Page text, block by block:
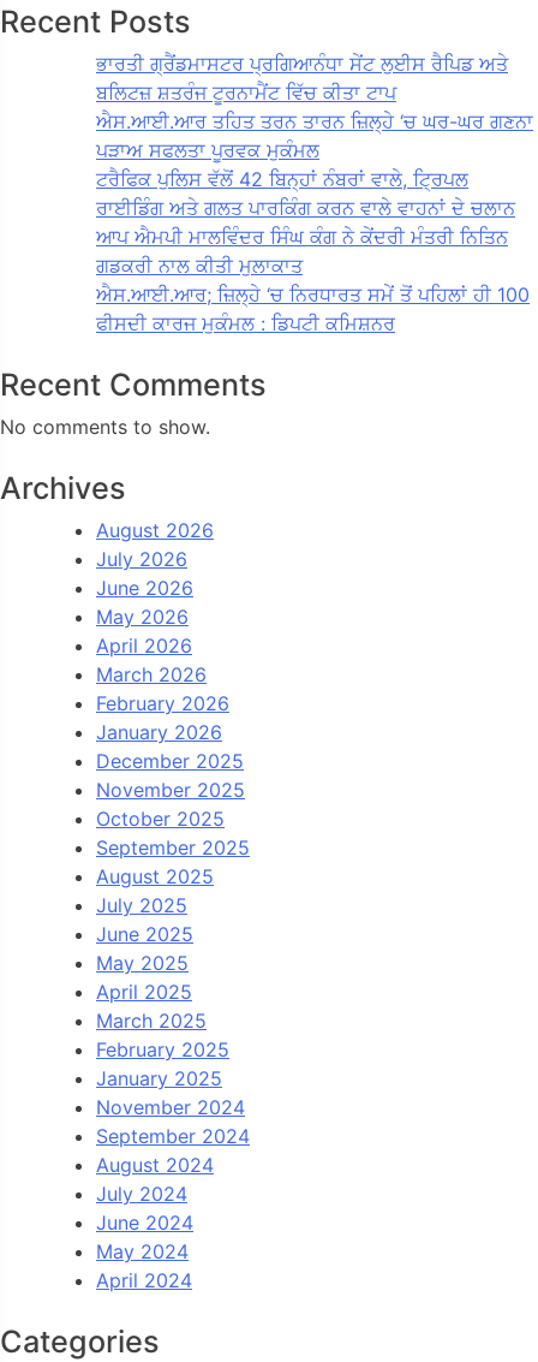
Recent Posts
ਭਾਰਤੀ ਗ੍ਰੈਂਡਮਾਸਟਰ ਪ੍ਰਗਿਆਨੰਧਾ ਸੇਂਟ ਲੁਈਸ ਰੈਪਿਡ ਅਤੇ
ਬਲਿਟਜ਼ ਸ਼ਤਰੰਜ ਟੂਰਨਾਮੈਂਟ ਵਿੱਚ ਕੀਤਾ ਟਾਪ
ਐਸ.ਆਈ.ਆਰ ਤਹਿਤ ਤਰਨ ਤਾਰਨ ਜ਼ਿਲ੍ਹੇ ‘ਚ ਘਰ-ਘਰ ਗਣਨਾ
ਪੜਾਅ ਸਫਲਤਾ ਪੂਰਵਕ ਮੁਕੰਮਲ
ਟਰੈਫਿਕ ਪੁਲਿਸ ਵੱਲੋਂ 42 ਬਿਨ੍ਹਾਂ ਨੰਬਰਾਂ ਵਾਲੇ, ਟ੍ਰਿਪਲ
ਰਾਈਡਿੰਗ ਅਤੇ ਗਲਤ ਪਾਰਕਿੰਗ ਕਰਨ ਵਾਲੇ ਵਾਹਨਾਂ ਦੇ ਚਲਾਨ
ਆਪ ਐਮਪੀ ਮਾਲਵਿੰਦਰ ਸਿੰਘ ਕੰਗ ਨੇ ਕੇਂਦਰੀ ਮੰਤਰੀ ਨਿਤਿਨ
ਗਡਕਰੀ ਨਾਲ ਕੀਤੀ ਮੁਲਾਕਾਤ
ਐਸ.ਆਈ.ਆਰ; ਜ਼ਿਲ੍ਹੇ ‘ਚ ਨਿਰਧਾਰਤ ਸਮੇਂ ਤੋਂ ਪਹਿਲਾਂ ਹੀ 100
ਫੀਸਦੀ ਕਾਰਜ ਮੁਕੰਮਲ : ਡਿਪਟੀ ਕਮਿਸ਼ਨਰ
Recent Comments
No comments to show.
Archives
August 2026
July 2026
June 2026
May 2026
April 2026
March 2026
February 2026
January 2026
December 2025
November 2025
October 2025
September 2025
August 2025
July 2025
June 2025
May 2025
April 2025
March 2025
February 2025
January 2025
November 2024
September 2024
August 2024
July 2024
June 2024
May 2024
April 2024
Categories